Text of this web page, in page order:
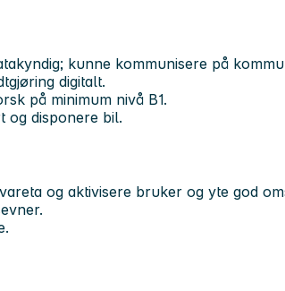
kunne kommunisere på
digitalt.
på minimum nivå B1.
og disponere bil.
og aktivisere bruker og yte god